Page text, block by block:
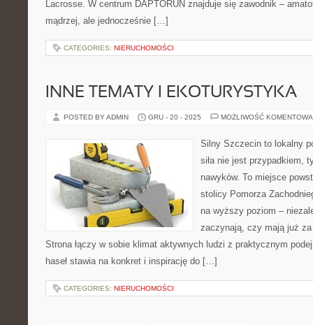
Lacrosse. W centrum DAPTORUN znajduje się zawodnik –
mądrzej, ale jednocześnie […]
CATEGORIES: NIERUCHOMOŚCI
INNE TEMATY I EKOTURYSTYKA
POSTED BY ADMIN GRU - 20 - 2025 MOŻLIWOŚĆ
Silny Szczecin to lokalny
siła nie jest przypadkiem,
nawyków. To miejsce
stolicy Pomorza
na wyższy poziom –
zaczynają, czy mają już
Strona łączy w sobie klimat aktywnych ludzi z praktycznym
haseł stawia na konkret i inspirację do […]
CATEGORIES: NIERUCHOMOŚCI